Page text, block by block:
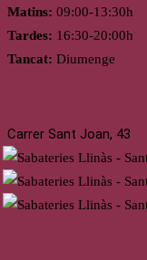
Matins: 09:00-13:30h
Tardes: 16:30-20:00h
Tancat: Diumenge
Carrer Sant Joan, 43